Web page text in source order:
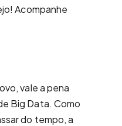
Acompanhe
vale a pena
Big Data. Como
do tempo, a